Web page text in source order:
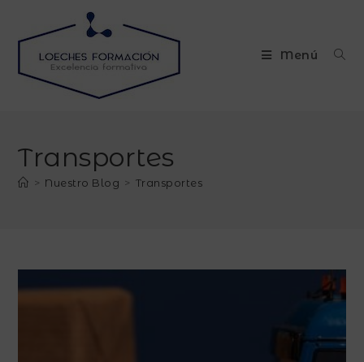
Menú
Transportes
> Nuestro Blog > Transportes